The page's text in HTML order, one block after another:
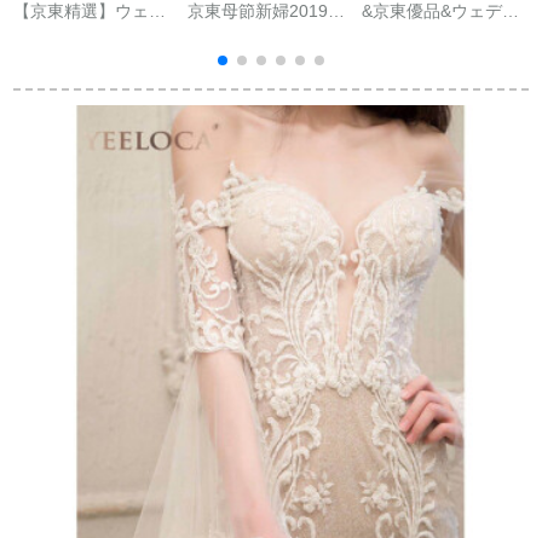
【京東精選】ウェル
ーバーン風の新型新
ィン・ドレッドプリ
京東母節新婦2019新
グドレススリーム大
き目のサーズズ結婚
式のウェディングド
レスのワインドリス
秀着物の秋冬七喜七
分袖+イヤリング+か
んざしS
&京東優品&ウェディ
長のトレイン王女ド
リーム新人ドレスス
ター同じス白色M